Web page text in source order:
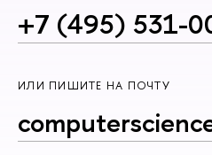
+7 (495) 531-
ИЛИ ПИШИТЕ НА ПОЧТУ